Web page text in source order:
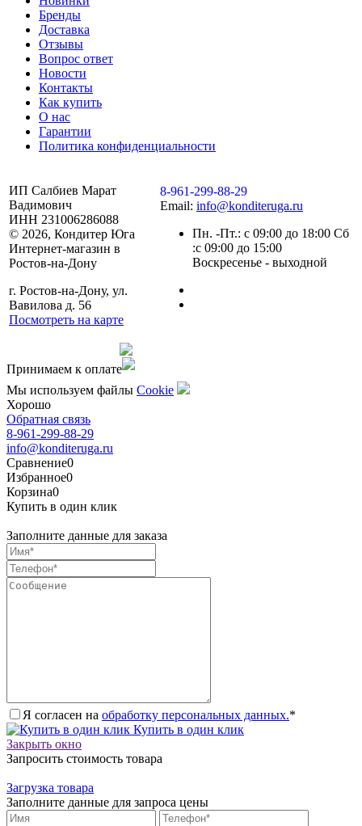
Бренды
Доставка
Отзывы
Вопрос ответ
Новости
Контакты
Как купить
О нас
Гарантии
Политика конфиденциальности
ИП Салбиев Марат
Вадимович
ИНН 231006286088
© 2026, Кондитер Юга
Интернет-магазин в
Ростов-на-Дону
г. Ростов-на-Дону, ул.
Вавилова д. 56
Посмотреть на карте
8-961-299-88-29
Email: info@konditeruga.ru
Пн. -Пт.: с 09:00 до 18:00 Сб
:с 09:00 до 15:00
Воскресенье - выходной
Принимаем к оплате
Мы используем файлы Сookie
Хорошо
Обратная связь
8-961-299-88-29
info@konditeruga.ru
Сравнение0
Избранное0
Корзина0
Купить в один клик
Заполните данные для заказа
Я согласен на обработку персональных данных.*
Купить в один клик
Закрыть окно
Запросить стоимость товара
Загрузка товара
Заполните данные для запроса цены